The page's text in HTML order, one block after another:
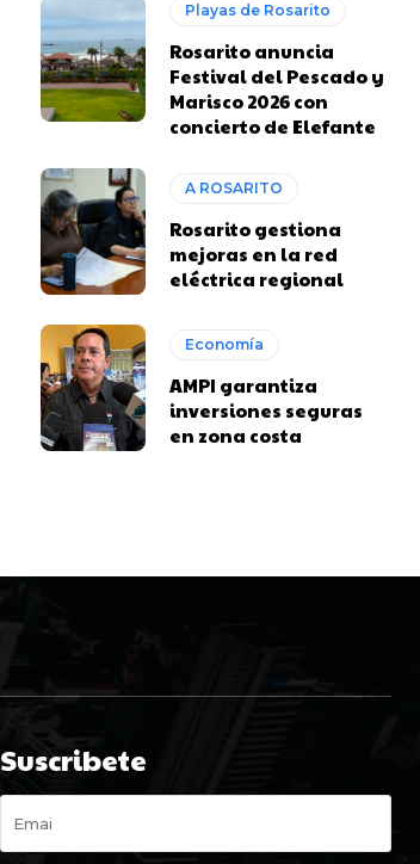
Playas de Rosarito
Rosarito anuncia
Festival del Pescado y
Marisco 2026 con
concierto de Elefante
A ROSARITO
Rosarito gestiona
mejoras en la red
eléctrica regional
Economía
AMPI garantiza
inversiones seguras
en zona costa
Suscribete